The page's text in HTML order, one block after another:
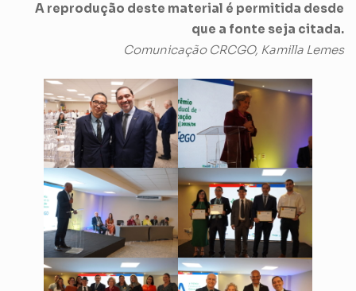
A reprodução deste material é permitida desde
que a fonte seja citada.
Comunicação CRCGO, Kamilla Lemes